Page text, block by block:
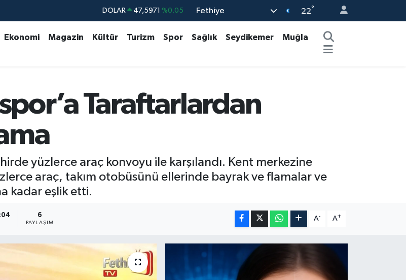
DOLAR 47,5971 %0.05
BITCOIN 64.475,47 %0.66
Fethiye 22°
Ekonomi Magazin Kültür Turizm Spor Sağlık Seydikemer
Muğla
Taraftarlardan
yüzlerce araç konvoyu ile karşılandı. Kent merkezine
araç, takım otobüsünü ellerinde bayrak ve flamalar ve
kadar eşlik etti.
6
PAYLAŞIM
A- A+